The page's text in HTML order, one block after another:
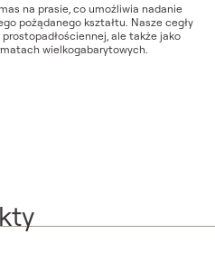
na prasie, co umożliwia nadanie
pożądanego kształtu. Nasze cegły
ale także jako
wielkogabarytowych.